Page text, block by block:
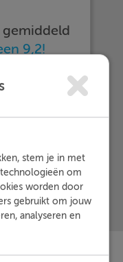
9,2!
stem je in met
om
worden door
gebruikt om jouw
analyseren en